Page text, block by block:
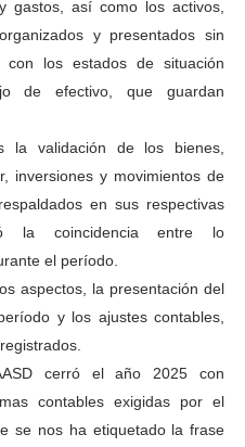
gastos, así como los activos,
y presentados sin
con los estados de situación
de efectivo, que guardan
la validación de los bienes,
inversiones y movimientos de
en sus respectivas
la coincidencia entre lo
el período.
aspectos, la presentación del
y los ajustes contables,
cerró el año 2025 con
contables exigidas por el
se nos ha etiquetado la frase